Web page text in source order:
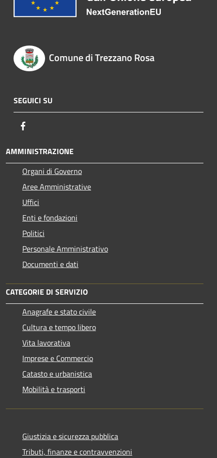
Comune di Trezzano Rosa
SEGUICI SU
AMMINISTRAZIONE
Organi di Governo
Aree Amministrative
Uffici
Enti e fondazioni
Politici
Personale Amministrativo
Documenti e dati
CATEGORIE DI SERVIZIO
Anagrafe e stato civile
Cultura e tempo libero
Vita lavorativa
Imprese e Commercio
Catasto e urbanistica
Mobilità e trasporti
Giustizia e sicurezza pubblica
Tributi, finanze e contravvenzioni